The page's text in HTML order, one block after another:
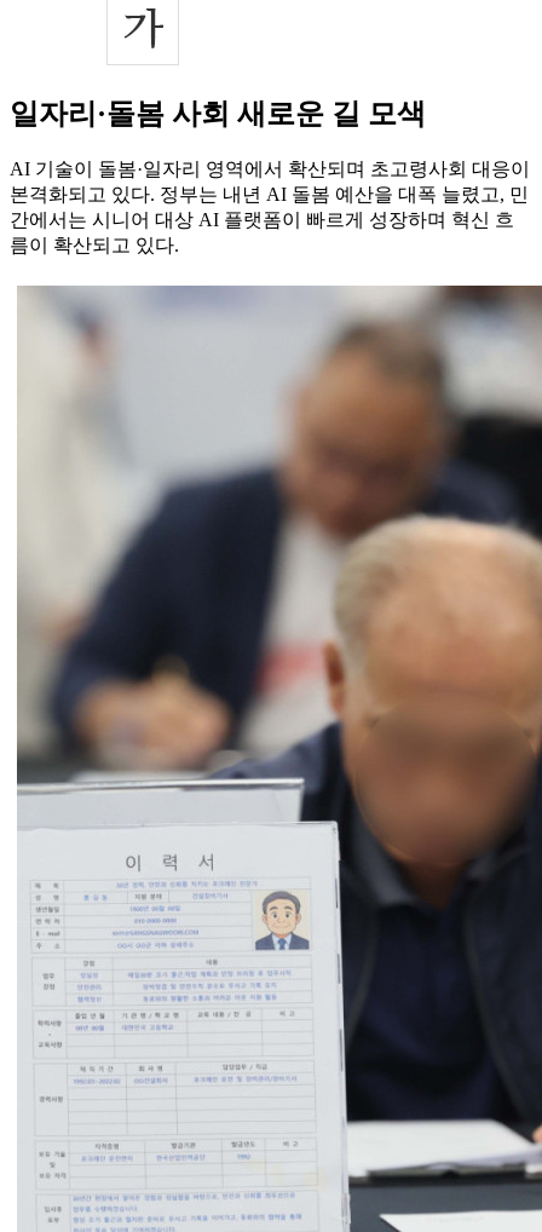
일자리·돌봄 사회 새로운 길 모색
AI 기술이 돌봄·일자리 영역에서 확산되며 초고령사회 대응이
본격화되고 있다. 정부는 내년 AI 돌봄 예산을 대폭 늘렸고, 민
간에서는 시니어 대상 AI 플랫폼이 빠르게 성장하며 혁신 흐
름이 확산되고 있다.